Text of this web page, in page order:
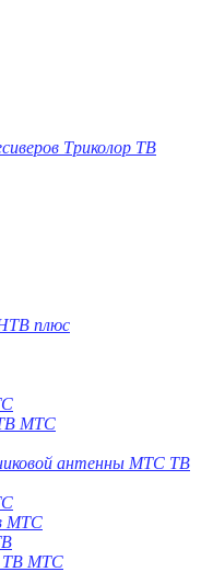
Триколор ТВ
плюс
ТВ МТС
антенны МТС ТВ
МТС
ТВ МТС